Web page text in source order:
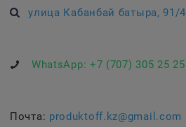
улица Кабанбай батыра, 91/4
WhatsApp: +7 (707) 305 25 25
Почта: produktoff.kz@gmail.com